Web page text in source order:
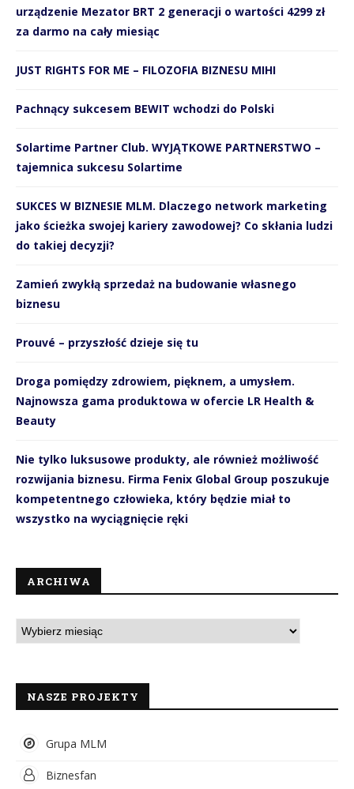
urządzenie Mezator BRT 2 generacji o wartości 4299 zł
za darmo na cały miesiąc
JUST RIGHTS FOR ME – FILOZOFIA BIZNESU MIHI
Pachnący sukcesem BEWIT wchodzi do Polski
Solartime Partner Club. WYJĄTKOWE PARTNERSTWO –
tajemnica sukcesu Solartime
SUKCES W BIZNESIE MLM. Dlaczego network marketing
jako ścieżka swojej kariery zawodowej? Co skłania ludzi
do takiej decyzji?
Zamień zwykłą sprzedaż na budowanie własnego
biznesu
Prouvé – przyszłość dzieje się tu
Droga pomiędzy zdrowiem, pięknem, a umysłem.
Najnowsza gama produktowa w ofercie LR Health &
Beauty
Nie tylko luksusowe produkty, ale również możliwość
rozwijania biznesu. Firma Fenix Global Group poszukuje
kompetentnego człowieka, który będzie miał to
wszystko na wyciągnięcie ręki
ARCHIWA
NASZE PROJEKTY
Grupa MLM
Biznesfan